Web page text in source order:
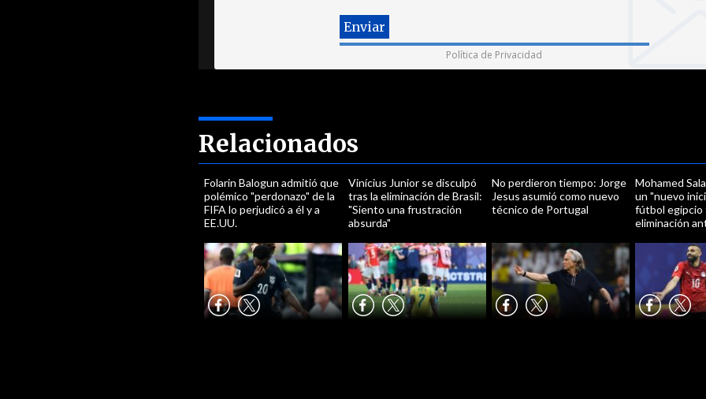
Política de Privacidad
Relacionados
Folarin Balogun admitió que
polémico "perdonazo" de la
FIFA lo perjudicó a él y a
EE.UU.
Vinícius Junior se disculpó
tras la eliminación de Brasil:
"Siento una frustración
absurda"
No perdieron tiempo: Jorge
Jesus asumió como nuevo
técnico de Portugal
Mohamed
un "nuevo
fútbol egipcio
eliminación